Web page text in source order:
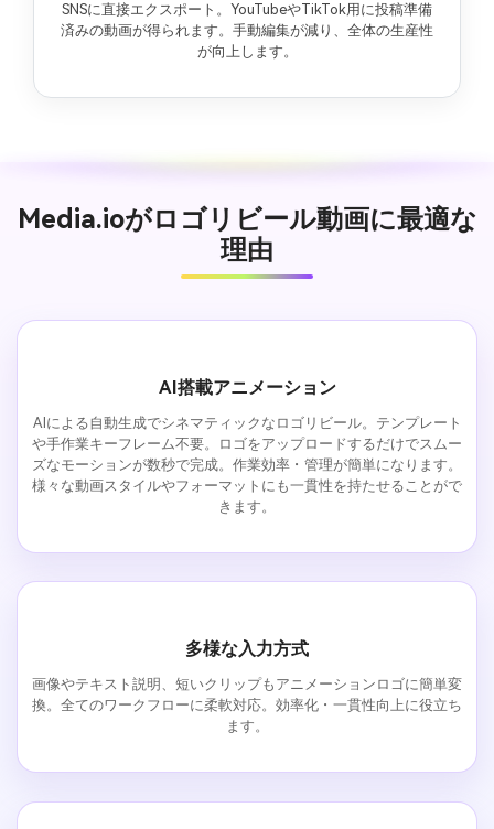
SNSに直接エクスポート。YouTubeやTikTok用に投稿準備
済みの動画が得られます。手動編集が減り、全体の生産性
が向上します。
Media.ioがロゴリビール動画に最適な
理由
AI搭載アニメーション
AIによる自動生成でシネマティックなロゴリビール。テンプレート
や手作業キーフレーム不要。ロゴをアップロードするだけでスムー
ズなモーションが数秒で完成。作業効率・管理が簡単になります。
様々な動画スタイルやフォーマットにも一貫性を持たせることがで
きます。
多様な入力方式
画像やテキスト説明、短いクリップもアニメーションロゴに簡単変
換。全てのワークフローに柔軟対応。効率化・一貫性向上に役立ち
ます。